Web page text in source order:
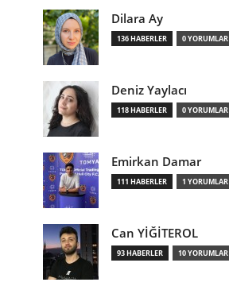
Dilara Ay
136 HABERLER 0 YORUMLAR
Deniz Yaylacı
118 HABERLER 0 YORUMLAR
Emirkan Damar
111 HABERLER 1 YORUMLAR
Can YİĞİTEROL
93 HABERLER 10 YORUMLAR